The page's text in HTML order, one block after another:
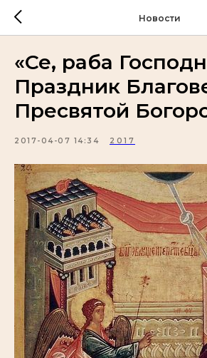
Новости
«Се, раба
Праздник
Пресвятой
2017-04-07 14:34 2017